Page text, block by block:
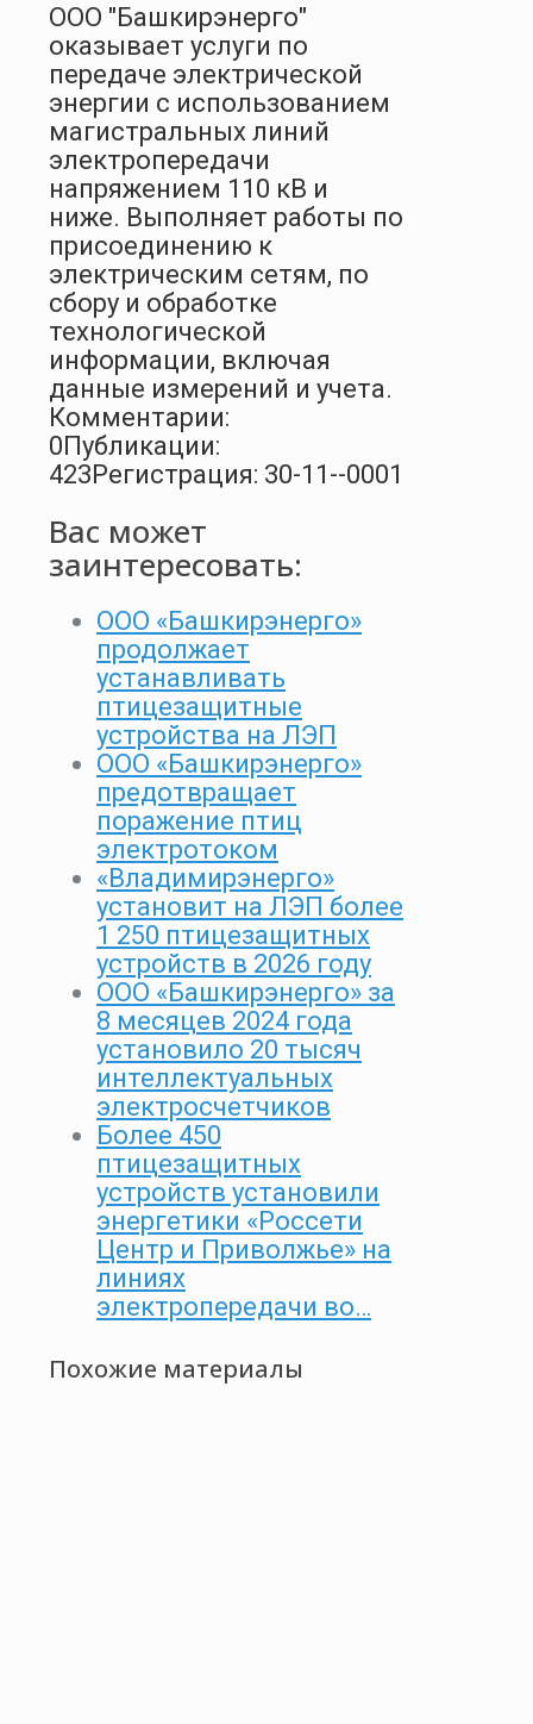
ООО "Башкирэнерго"
оказывает услуги по
передаче электрической
энергии с использованием
магистральных линий
электропередачи
напряжением 110 кВ и
ниже. Выполняет работы по
присоединению к
электрическим сетям, по
сбору и обработке
технологической
информации, включая
данные измерений и учета.
Комментарии:
0Публикации:
423Регистрация: 30-11--0001
Вас может
заинтересовать:
ООО «Башкирэнерго»
продолжает
устанавливать
птицезащитные
устройства на ЛЭП
ООО «Башкирэнерго»
предотвращает
поражение птиц
электротоком
«Владимирэнерго»
установит на ЛЭП более
1 250 птицезащитных
устройств в 2026 году
ООО «Башкирэнерго» за
8 месяцев 2024 года
установило 20 тысяч
интеллектуальных
электросчетчиков
Более 450
птицезащитных
устройств установили
энергетики «Россети
Центр и Приволжье» на
линиях
электропередачи во…
Похожие материалы